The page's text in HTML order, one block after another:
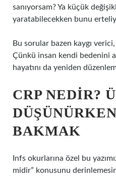
sanıyorsam? Ya küçük
yaratabilecekken bunu
Bu sorular bazen kaygı
Çünkü insan kendi bedenini
hayatını da yeniden
CRP NEDIR?
BAKMAK
Infs okurlarına özel bu
midir” konusunu